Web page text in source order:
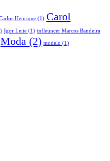
Henrique (1) Carol
Igor Leite (1) infleuncer Marcos Bandeira
Moda (2) modelo (1)